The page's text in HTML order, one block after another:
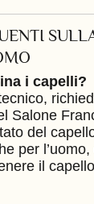
i capelli?
Salone
del
per
il